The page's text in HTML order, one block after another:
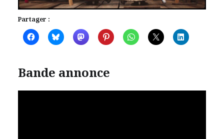
Partager :
Bande annonce